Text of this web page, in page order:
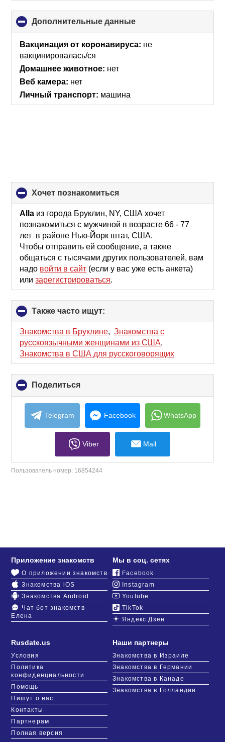
Дополнительные данные
to
collapse
Вакцинация от коронавируса: не
вакцинировалась/ся
Домашнее животное: нет
Веб камера: нет
Личный транспорт: машина
хочет познакомиться
to
collapse
contents
Alla из города Бруклин, NY, США хочет
познакомиться с мужчиной в возрасте 66 - 77
лет в районе Нью-Йорк штат, США.
Чтобы отправить ей сообщение, а также
общаться с тысячами других пользователей, вам
надо войти в сайт (если у вас уже есть анкета)
илизарегистрироваться.
Также часто ищут:
to
collapse
contents
Знакомства в Бруклине,Знакомства с
русскоязычными женщинами из США,
Знакомства в США для русскоговорящих
Поделиться
to
collapse
contents
Telegram Facebook WhatsApp
Viber Mail
Пользователь номер: 16854244
Rusdate.us
Условия
Политика
конфиденциальности
Помощь
Пишут о нас
Контакты
Партнерам
Полная версия
Приложение знакомств
О приложении знакомств
Знакомства iOS
Знакомства Android
Чат бот знакомств
Елена
Мы в соц. сетях
Facebook
Instagram
Youtube
TikTok
Яндекс.Дзен
Наши партнеры
Знакомства в Израиле
Знакомства в Германии
Знакомства в Канаде
Знакомства в Голландии